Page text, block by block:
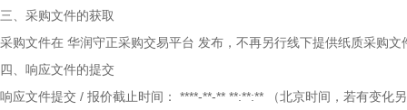
三、采购文件的获取
采购文件在 华润守正采购交易平台 发布，不再另行线下提供纸质采购文
四、响应文件的提交
响应文件提交 / 报价截止时间： ****-**-** **:**:**
（北京时间，若有变化